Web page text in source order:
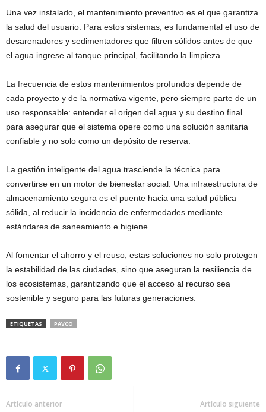
Una vez instalado, el mantenimiento preventivo es el que garantiza
la salud del usuario. Para estos sistemas, es fundamental el uso de
desarenadores y sedimentadores que filtren sólidos antes de que
el agua ingrese al tanque principal, facilitando la limpieza.
La frecuencia de estos mantenimientos profundos depende de
cada proyecto y de la normativa vigente, pero siempre parte de un
uso responsable: entender el origen del agua y su destino final
para asegurar que el sistema opere como una solución sanitaria
confiable y no solo como un depósito de reserva.
La gestión inteligente del agua trasciende la técnica para
convertirse en un motor de bienestar social. Una infraestructura de
almacenamiento segura es el puente hacia una salud pública
sólida, al reducir la incidencia de enfermedades mediante
estándares de saneamiento e higiene.
Al fomentar el ahorro y el reuso, estas soluciones no solo protegen
la estabilidad de las ciudades, sino que aseguran la resiliencia de
los ecosistemas, garantizando que el acceso al recurso sea
sostenible y seguro para las futuras generaciones.
ETIQUETAS PAVCO
Artículo anterior Artículo siguiente